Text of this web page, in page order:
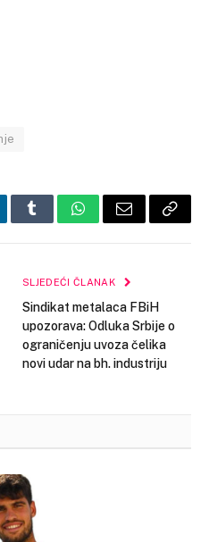
TumblrWhatsApp
Email Copy
SLJEDEĆI ČLANAK
Sindikat metalaca FBiH
upozorava: Odluka Srbije o
ograničenju uvoza čelika
novi udar na bh. industriju